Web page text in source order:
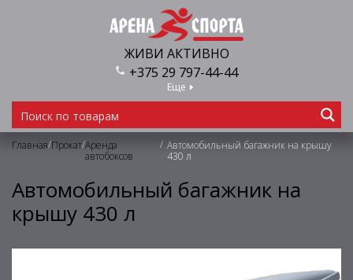
ЖИВИ АКТИВНО
+375 29 797-44-44
Еще
Главная/Прокат/Аренда
автобоксов
/ Автомобильный багажник на крышу
430 л
Автомобильный багажник на
крышу 430 л